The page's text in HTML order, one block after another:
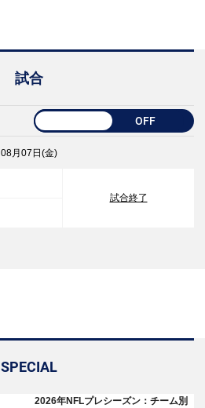
試合
OFF
08月07日(金)
試合終了
SPECIAL
2026年NFLプレシーズン：チーム別